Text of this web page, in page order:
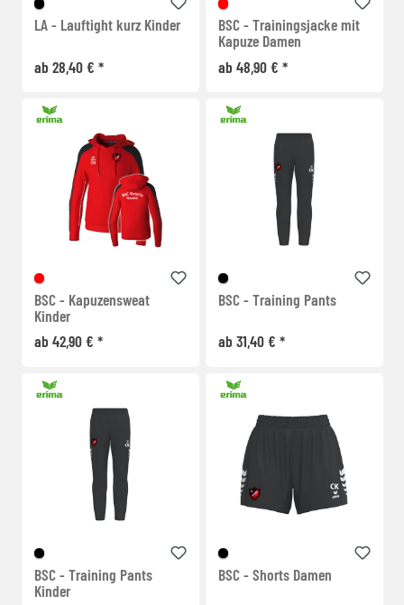
LA - Lauftight kurz Kinder
ab 28,40 € *
BSC - Trainingsjacke mit
Kapuze Damen
ab 48,90 € *
BSC - Kapuzensweat
Kinder
ab 42,90 € *
BSC - Training Pants
ab 31,40 € *
BSC - Training Pants
Kinder
BSC - Shorts Damen